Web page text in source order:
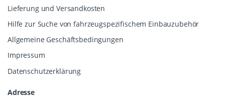
Lieferung und Versandkosten
Hilfe zur Suche von fahrzeugspezifischem Einbauzubehör
Allgemeine Geschäftsbedingungen
Impressum
Datenschutzerklärung
Adresse